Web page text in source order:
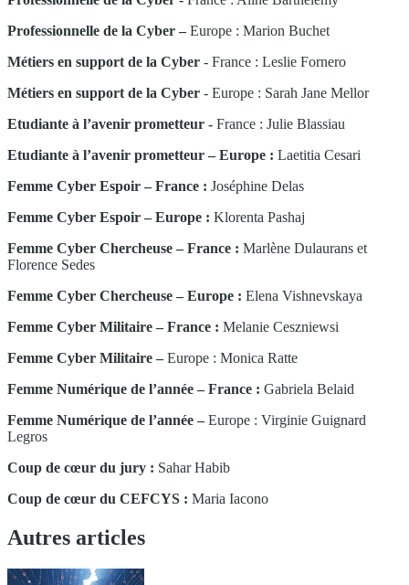
Professionnelle de la Cyber – Europe : Marion Buchet
Métiers en support de la Cyber - France : Leslie Fornero
Métiers en support de la Cyber - Europe : Sarah Jane Mellor
Etudiante à l’avenir prometteur - France : Julie Blassiau
Etudiante à l’avenir prometteur – Europe : Laetitia Cesari
Femme Cyber Espoir – France : Joséphine Delas
Femme Cyber Espoir – Europe : Klorenta Pashaj
Femme Cyber Chercheuse – France : Marlène Dulaurans et
Florence Sedes
Femme Cyber Chercheuse – Europe : Elena Vishnevskaya
Femme Cyber Militaire – France : Melanie Ceszniewsi
Femme Cyber Militaire – Europe : Monica Ratte
Femme Numérique de l’année – France : Gabriela Belaid
Femme Numérique de l’année – Europe : Virginie Guignard
Legros
Coup de cœur du jury : Sahar Habib
Coup de cœur du CEFCYS : Maria Iacono
Autres articles